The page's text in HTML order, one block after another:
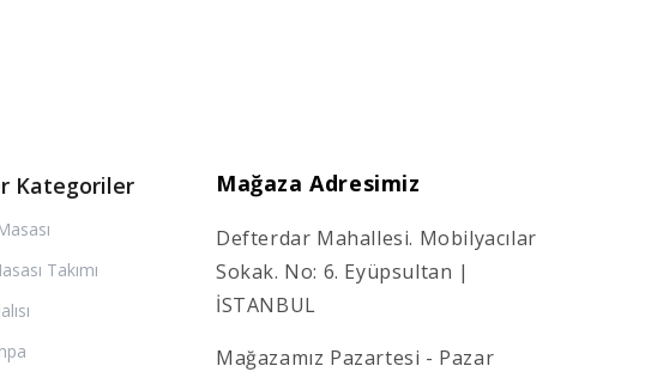
Kategoriler
Takımı
Mağaza Adresimiz
Defterdar Mahallesi. Mobilyacılar
Sokak. No: 6. Eyüpsultan |
İSTANBUL
Mağazamız Pazartesi - Pazar